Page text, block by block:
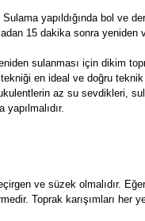
Sulama yapıldığında bol ve
15 dakika sonra yeniden
sulanması için dikim
en ideal ve doğru
az su sevdikleri,
ve süzek olmalıdır.
Toprak karışımları her